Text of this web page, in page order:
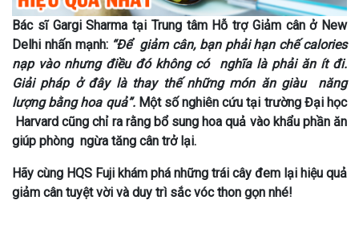
Bác sĩ Gargi Sharma tại Trung tâm Hỗ trợ Giảm cân ở New
Delhi nhấn mạnh: “Để giảm cân, bạn phải hạn chế calories
nạp vào nhưng điều đó không có nghĩa là phải ăn ít đi.
Giải pháp ở đây là thay thế những món ăn giàu năng
lượng bằng hoa quả”.Một số nghiên cứu tại trường Đại học
Harvard cũng chỉ ra rằng bổ sung hoa quả vào khẩu phần ăn
giúp phòng ngừa tăng cân trở lại.
Hãy cùng HQS Fuji khám phá những trái cây đem lại hiệu quả
giảm cân tuyệt vời và duy trì sắc vóc thon gọn nhé!